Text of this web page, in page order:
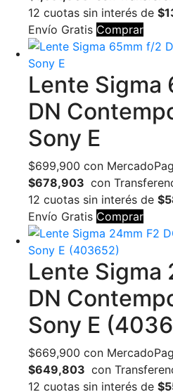
12 cuotas sin interés de
Envío Gratis Comprar
Lente Sigma
DN
Sony E
$699,900 con
$678,903 con
12 cuotas sin interés de
Envío Gratis Comprar
Lente Sigma
DN
Sony E
$669,900 con
$649,803 con
12 cuotas sin interés de